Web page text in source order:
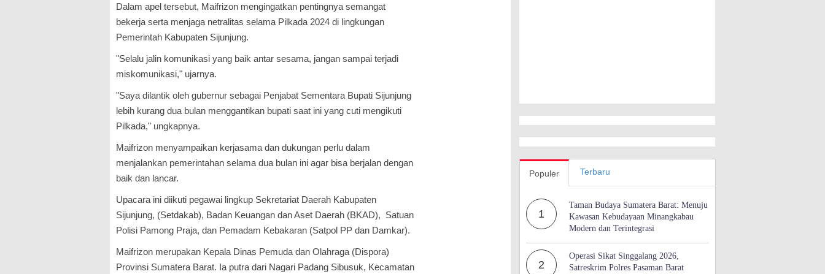
Dalam apel tersebut, Maifrizon mengingatkan pentingnya semangat
bekerja serta menjaga netralitas selama Pilkada 2024 di lingkungan
Pemerintah Kabupaten Sijunjung.
"Selalu jalin komunikasi yang baik antar sesama, jangan sampai terjadi
miskomunikasi," ujarnya.
"Saya dilantik oleh gubernur sebagai Penjabat Sementara Bupati Sijunjung
lebih kurang dua bulan menggantikan bupati saat ini yang cuti mengikuti
Pilkada," ungkapnya.
Maifrizon menyampaikan kerjasama dan dukungan perlu dalam
menjalankan pemerintahan selama dua bulan ini agar bisa berjalan dengan
baik dan lancar.
Upacara ini diikuti pegawai lingkup Sekretariat Daerah Kabupaten
Sijunjung, (Setdakab), Badan Keuangan dan Aset Daerah (BKAD), Satuan
Polisi Pamong Praja, dan Pemadam Kebakaran (Satpol PP dan Damkar).
Maifrizon merupakan Kepala Dinas Pemuda dan Olahraga (Dispora)
Provinsi Sumatera Barat. Ia putra dari Nagari Padang Sibusuk, Kecamatan
Populer Terbaru
1
Taman Budaya Sumatera Barat: Menuju
Kawasan Kebudayaan Minangkabau
Modern dan Terintegrasi
2
Operasi Sikat Singgalang 2026,
Satreskrim Polres Pasaman Barat